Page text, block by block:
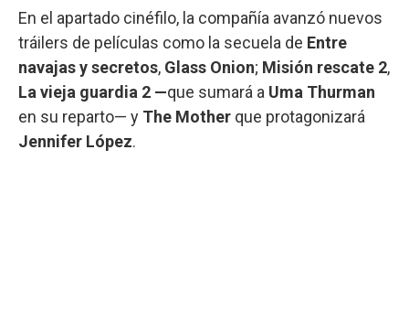
En el apartado cinéfilo, la compañía avanzó nuevos
tráilers de películas como la secuela de Entre
navajas y secretos, Glass Onion; Misión rescate 2,
La vieja guardia 2 —que sumará a Uma Thurman
en su reparto— y The Mother que protagonizará
Jennifer López.